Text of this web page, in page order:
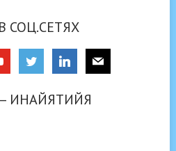
В СОЦ.СЕТЯХ
— ИНАЙЯТИЙЯ